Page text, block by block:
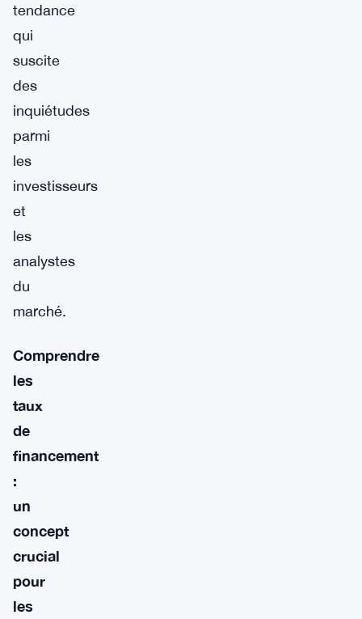
tendance
qui
suscite
des
inquiétudes
parmi
les
investisseurs
et
les
analystes
du
marché.
Comprendre
les
taux
de
financement
:
un
concept
crucial
pour
les